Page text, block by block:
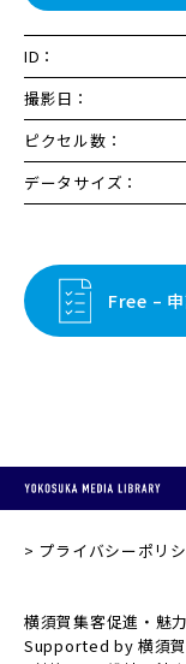
ID：
撮影日：
ピクセル数：
データサイズ：
Free –
プライバシーポリ
横須賀集客促進・魅
Supported by 横須